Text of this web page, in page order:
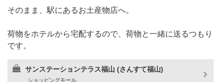
そのまま、駅にあるお土産物店へ。
荷物をホテルから宅配するので、荷物と一緒に送るつもり
です。
サンステーションテラス福山 (さんすて福山)
ショッピングモール